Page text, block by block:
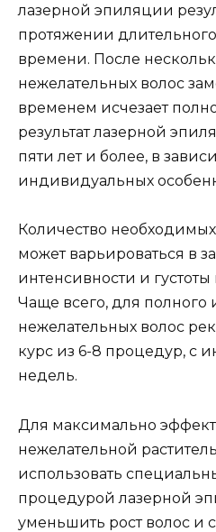
лазерной эпиляции
протяжении
времени. После
нежелательных волос
временем исчезает
результат лазерной
пяти лет и более, в
индивидуальных
Количество
может варьироваться в
интенсивности и
Чаще всего, для полного
нежелательных волос
курс из 6-8 процедур, с
недель.
Для максимально
нежелательной
использовать
процедурой лазерной
уменьшить рост волос и